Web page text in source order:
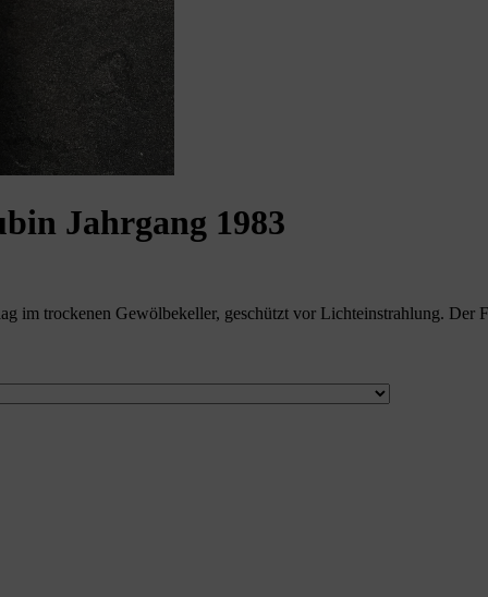
Jahrgang 1983
im trockenen Gewölbekeller, geschützt vor Lichteinstrahlung. Der